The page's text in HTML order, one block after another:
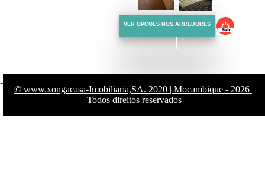
VER OPCOES NOS ARREDORES
-
© www.xongacasa-Imobiliaria,SA. 2020 | Mocambique - 2026 |
Todos direitos reservados